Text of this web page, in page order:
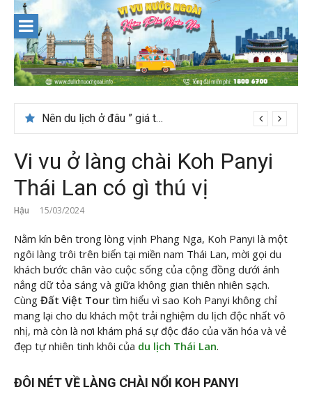
content
Nên du lịch ở đâu ” giá tốt” dịp lễ quốc khánh 2/9
Thời tiết tháng 7 ở Đài Loan có đẹp để du lịch?
Vi vu ở làng chài Koh Panyi
Thái Lan có gì thú vị
Hậu 15/03/2024
Nằm kín bên trong lòng vịnh Phang Nga, Koh Panyi là một
ngôi làng trôi trên biển tại miền nam Thái Lan, mời gọi du
khách bước chân vào cuộc sống của cộng đồng dưới ánh
nắng dữ tỏa sáng và giữa không gian thiên nhiên sạch.
Cùng Đất Việt Tour tìm hiểu vì sao Koh Panyi không chỉ
mang lại cho du khách một trải nghiệm du lịch độc nhất vô
nhị, mà còn là nơi khám phá sự độc đáo của văn hóa và vẻ
đẹp tự nhiên tinh khôi của du lịch Thái Lan.
ĐÔI NÉT VỀ LÀNG CHÀI NỔI KOH PANYI